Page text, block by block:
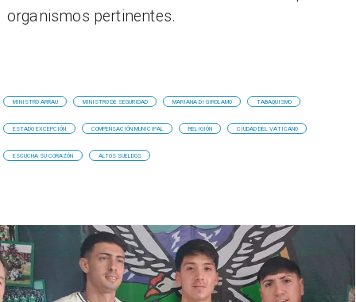
organismos pertinentes.
MINISTRO ARRAU MINISTRO DE SEGURIDAD MARIANA DI GIROLAMO TABAQUISMO
ESTADO EXCEPCIÓN COMPENSACIÓN MUNICIPAL RELIGIÓN CIUDAD DEL VATICANO
ESCUCHA SU CORAZÓN ALTOS SUELDOS